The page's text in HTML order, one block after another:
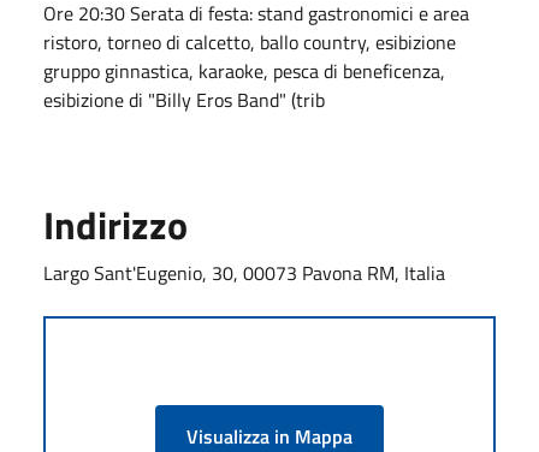
Ore 20:30 Serata di festa: stand gastronomici e area
ristoro, torneo di calcetto, ballo country, esibizione
gruppo ginnastica, karaoke, pesca di beneficenza,
esibizione di "Billy Eros Band" (trib
Indirizzo
Largo Sant'Eugenio, 30, 00073 Pavona RM, Italia
Visualizza in Mappa